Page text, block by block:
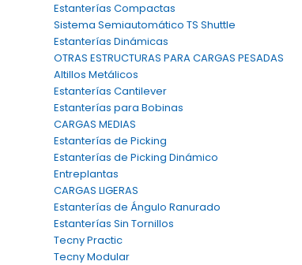
Estanterías Compactas
Sistema Semiautomático TS Shuttle
Estanterías Dinámicas
OTRAS ESTRUCTURAS PARA CARGAS PESADAS
Altillos Metálicos
Estanterías Cantilever
Estanterías para Bobinas
CARGAS MEDIAS
Estanterías de Picking
Estanterías de Picking Dinámico
Entreplantas
CARGAS LIGERAS
Estanterías de Ángulo Ranurado
Estanterías Sin Tornillos
Tecny Practic
Tecny Modular